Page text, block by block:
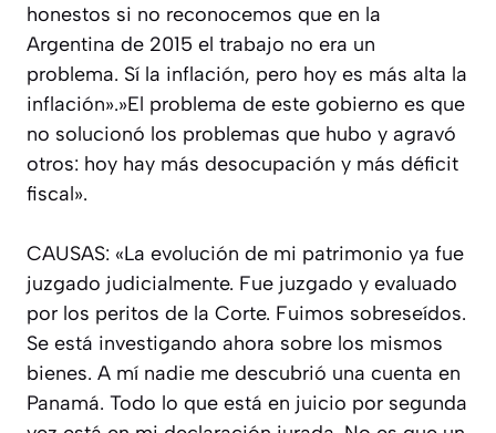
honestos si no reconocemos que en la
Argentina de 2015 el trabajo no era un
problema. Sí la inflación, pero hoy es más alta la
inflación».»El problema de este gobierno es que
no solucionó los problemas que hubo y agravó
otros: hoy hay más desocupación y más déficit
fiscal».
CAUSAS: «La evolución de mi patrimonio ya fue
juzgado judicialmente. Fue juzgado y evaluado
por los peritos de la Corte. Fuimos sobreseídos.
Se está investigando ahora sobre los mismos
bienes. A mí nadie me descubrió una cuenta en
Panamá. Todo lo que está en juicio por segunda